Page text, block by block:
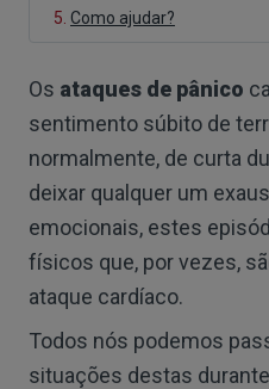
5. Como ajudar?
Os ataques de pânico
sentimento súbito de
normalmente, de curta
deixar qualquer um
emocionais, estes
físicos que, por vezes,
ataque cardíaco.
Todos nós podemos
situações destas